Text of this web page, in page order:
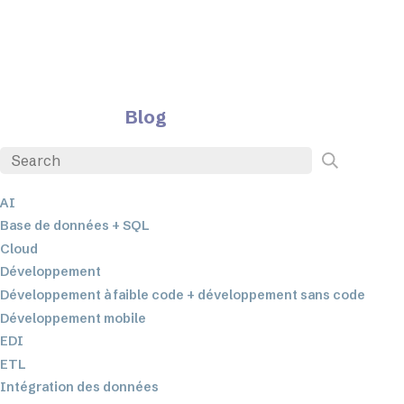
Blog
AI
Base de données + SQL
Cloud
Développement
Développement à faible code + développement sans code
Développement mobile
EDI
ETL
Intégration des données